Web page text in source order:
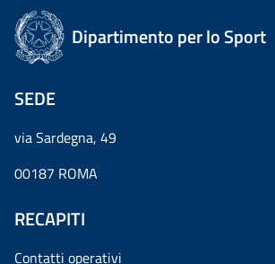
Dipartimento per lo Sport
SEDE
via Sardegna, 49
00187 ROMA
RECAPITI
Contatti operativi